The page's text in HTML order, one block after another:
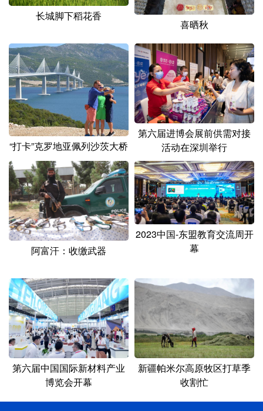
English Español Français عربى
Русский язык 日本語 한국어
Deutsch Português
长城脚下稻花香
喜晒秋
“打卡”克罗地亚佩列沙茨大桥
第六届进博会展前供需对接
活动在深圳举行
阿富汗：收缴武器
2023中国-东盟教育交流周开
幕
第六届中国国际新材料产业
博览会开幕
新疆帕米尔高原牧区打草季
收割忙